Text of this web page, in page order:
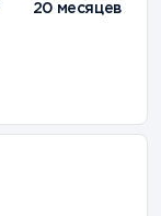
20 месяцев